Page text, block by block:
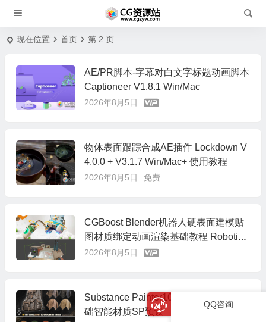
现在位置 首页 第 2 页
AE/PR脚本-字幕对白文字标题动画脚本
Captioneer V1.8.1 Win/Mac
2026年8月5日
物体表面跟踪合成AE插件 Lockdown V
4.0.0 + V3.1.7 Win/Mac+ 使用教程
2026年8月5日 免费
CGBoost Blender机器人硬表面建模贴
图材质绑定动画渲染基础教程 Robotic
Planet+中文字幕
2026年8月5日
Substance Painter100组高细节皮革基
础智能材质SP预设
QQ咨询